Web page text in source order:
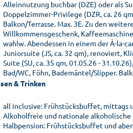
Alleinnutzung buchbar (DZE) oder als
Doppelzimmer-Privilege (DZR, ca. 26
Balkon/Terrasse. Max. 3E. Zu den
Willkommensgeschenk,
wahlw. Abendessen in einem der À-la-
Juniorsuite (JS, ca. 32 qm), renoviert,
Suite (SU, ca. 35 qm, 01.05.26 -
Bad/WC, Föhn, Bademäntel/Slipper.
& Trinken
all inclusive: Frühstücksbuffet, mittags
Alkoholfreie und nationale alkoholische
Halbpension: Frühstücksbuffet und